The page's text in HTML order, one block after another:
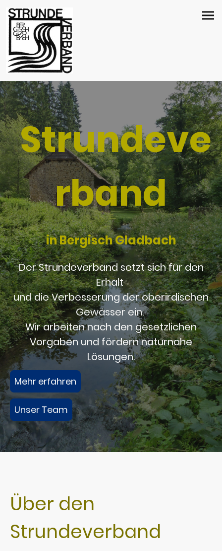
Strundeve
rband
in Bergisch Gladbach
Der Strundeverband setzt sich für den
Erhalt
und die Verbesserung der oberirdischen
Gewässer ein.
Wir arbeiten nach den gesetzlichen
Vorgaben und fördern naturnahe
Lösungen.
Mehr erfahren
Unser Team
Über den
Strundeverband